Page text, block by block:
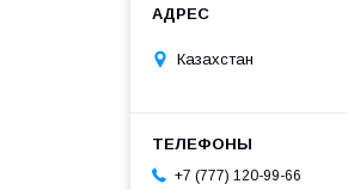
Казахстан
+7 (777) 120-99-66